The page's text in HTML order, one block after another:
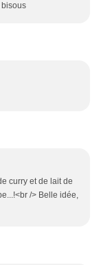
bisous
curry et de lait de
/> Belle idée,